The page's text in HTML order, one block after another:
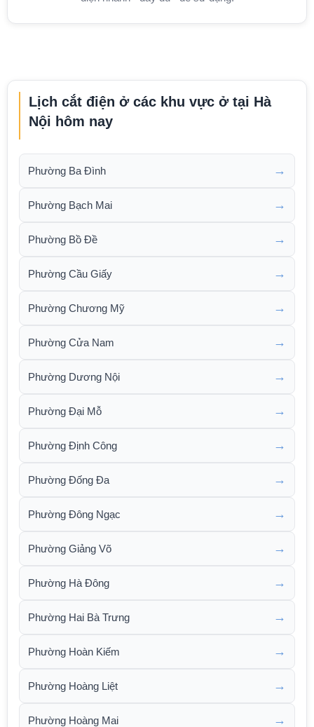
Lịch cắt điện ở các khu vực ở tại Hà
Nội hôm nay
Phường Ba Đình →
Phường Bạch Mai →
Phường Bồ Đề →
Phường Cầu Giấy →
Phường Chương Mỹ →
Phường Cửa Nam →
Phường Dương Nội →
Phường Đại Mỗ →
Phường Định Công →
Phường Đống Đa →
Phường Đông Ngạc →
Phường Giảng Võ →
Phường Hà Đông →
Phường Hai Bà Trưng →
Phường Hoàn Kiếm →
Phường Hoàng Liệt →
Phường Hoàng Mai →